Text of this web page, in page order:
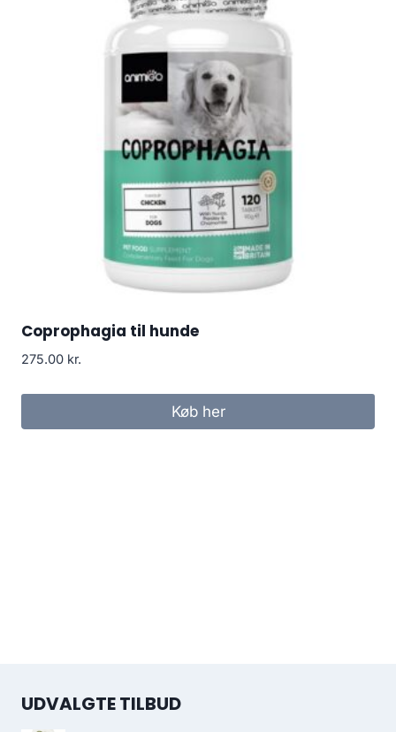
Coprophagia til hunde
275.00 kr.
Køb her
UDVALGTE TILBUD